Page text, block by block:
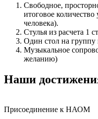
Свободное,
итоговое
человека).
Стулья из расчета 1
Один стол на группу
Музыкальное
желанию)
Наши
Присоединение к НАОМ